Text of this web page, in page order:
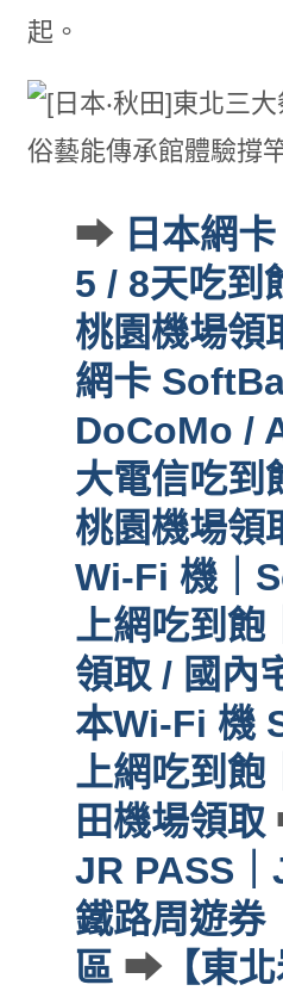
起。
➡ 日本網
5 / 8天吃到
桃園機場領
網卡
DoCoMo /
大電信吃到
桃園機場領
Wi-Fi 機｜
上網吃到飽
領取 / 國內
本Wi-Fi 機
上網吃到飽
田機場領取
JR PASS
鐵路周遊券
區 ➡【東